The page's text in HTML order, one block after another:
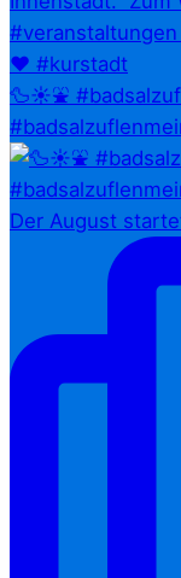
🦆☀️⛲
Der August